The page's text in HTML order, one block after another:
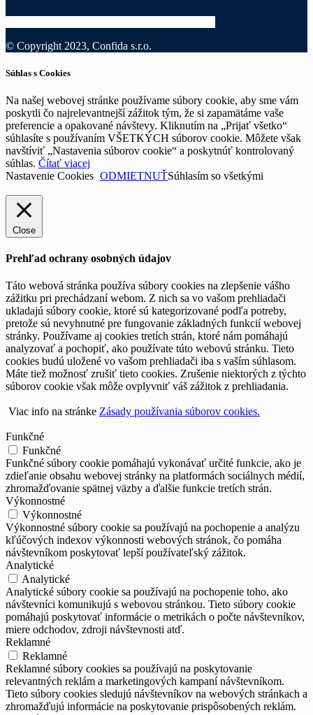
© Copyright 2023, Confida s.r.o.
Súhlas s Cookies
Na našej webovej stránke používame súbory cookie, aby sme vám
poskytli čo najrelevantnejší zážitok tým, že si zapamätáme vaše
preferencie a opakované návštevy. Kliknutím na „Prijať všetko“
súhlasíte s používaním VŠETKÝCH súborov cookie. Môžete však
navštíviť „Nastavenia súborov cookie“ a poskytnúť kontrolovaný
súhlas. Čítať viacej
Nastavenie Cookies ODMIETNUŤSúhlasím so všetkými
Close
Prehľad ochrany osobných údajov
Táto webová stránka používa súbory cookies na zlepšenie vášho
zážitku pri prechádzaní webom. Z nich sa vo vašom prehliadači
ukladajú súbory cookie, ktoré sú kategorizované podľa potreby,
pretože sú nevyhnutné pre fungovanie základných funkcií webovej
stránky. Používame aj cookies tretích strán, ktoré nám pomáhajú
analyzovať a pochopiť, ako používate túto webovú stránku. Tieto
cookies budú uložené vo vašom prehliadači iba s vaším súhlasom.
Máte tiež možnosť zrušiť tieto cookies. Zrušenie niektorých z týchto
súborov cookie však môže ovplyvniť váš zážitok z prehliadania.
Viac info na stránke Zásady používania súborov cookies.
Funkčné
Funkčné
Funkčné súbory cookie pomáhajú vykonávať určité funkcie, ako je
zdieľanie obsahu webovej stránky na platformách sociálnych médií,
zhromažďovanie spätnej väzby a ďalšie funkcie tretích strán.
Výkonnostné
Výkonnostné
Výkonnostné súbory cookie sa používajú na pochopenie a analýzu
kľúčových indexov výkonnosti webových stránok, čo pomáha
návštevníkom poskytovať lepší používateľský zážitok.
Analytické
Analytické
Analytické súbory cookie sa používajú na pochopenie toho, ako
návštevníci komunikujú s webovou stránkou. Tieto súbory cookie
pomáhajú poskytovať informácie o metrikách o počte návštevníkov,
miere odchodov, zdroji návštevnosti atď.
Reklamné
Reklamné
Reklamné súbory cookies sa používajú na poskytovanie
relevantných reklám a marketingových kampaní návštevníkom.
Tieto súbory cookies sledujú návštevníkov na webových stránkach a
zhromažďujú informácie na poskytovanie prispôsobených reklám.